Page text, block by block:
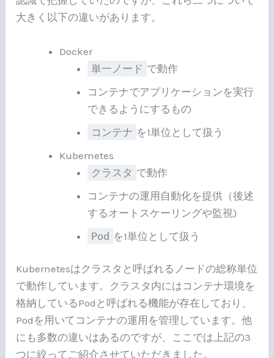
大きく以下の違いがあります。
Docker
単一ノード で動作
コンテナでアプリケーションを実行
できるようにするもの
コンテナ を1単位として扱う
Kubernetes
クラスタ で動作
コンテナの運用自動化を提供（後述
するオートスケーリングや監視)
Pod を1単位として扱う
Kubernetesはクラスタと呼ばれるノードの総称単位
で動作しています。クラスタ内にはコンテナ環境を
格納しているPodと呼ばれる機能が存在しており、
Podを用いてコンテナの運用を管理しています。他
にも多数の違いはあるのですが、ここでは上記の3
つに絞ってご紹介させていただきました。